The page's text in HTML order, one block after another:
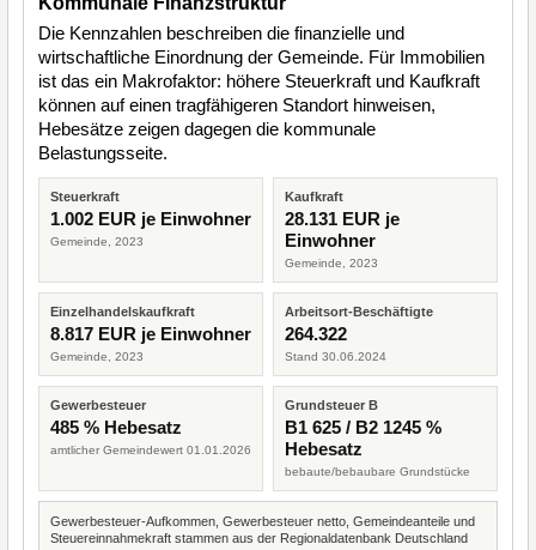
Die Kennzahlen beschreiben die finanzielle und
wirtschaftliche Einordnung der Gemeinde. Für Immobilien
ist das ein Makrofaktor: höhere Steuerkraft und Kaufkraft
können auf einen tragfähigeren Standort hinweisen,
Hebesätze zeigen dagegen die kommunale
Belastungsseite.
Steuerkraft
1.002 EUR je Einwohner
Gemeinde, 2023
Kaufkraft
28.131 EUR je
Einwohner
Gemeinde, 2023
Einzelhandelskaufkraft
8.817 EUR je Einwohner
Gemeinde, 2023
Arbeitsort-Beschäftigte
264.322
Stand 30.06.2024
Gewerbesteuer
485 % Hebesatz
amtlicher Gemeindewert 01.01.2026
Grundsteuer B
B1 625 / B2 1245 %
Hebesatz
bebaute/bebaubare Grundstücke
Gewerbesteuer-Aufkommen, Gewerbesteuer netto, Gemeindeanteile und
Steuereinnahmekraft stammen aus der Regionaldatenbank Deutschland